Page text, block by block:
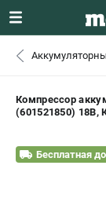
+7 (911)
0 ₽
Компрессор
(601521850) 18В,
Бесплатная